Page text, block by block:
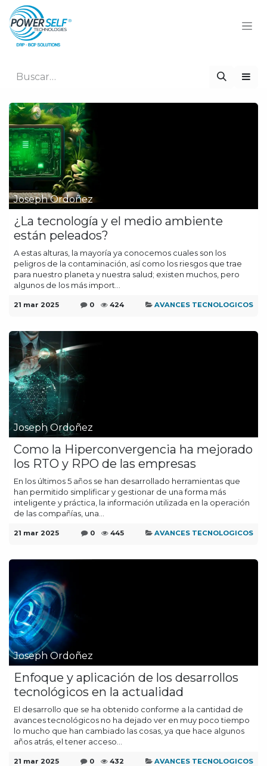
Ir al contenido
Joseph Ordoñez
¿La tecnología y el medio ambiente
están peleados?
A estas alturas, la mayoría ya conocemos cuales son los
peligros de la contaminación, así como los riesgos que trae
para nuestro planeta y nuestra salud; existen muchos, pero
algunos de los más import...
21 mar 2025 0 424 AVANCES TECNOLOGICOS
Joseph Ordoñez
Como la Hiperconvergencia ha mejorado
los RTO y RPO de las empresas
En los últimos 5 años se han desarrollado herramientas que
han permitido simplificar y gestionar de una forma más
inteligente y práctica, la información utilizada en la operación
de las compañías, una...
21 mar 2025 0 445 AVANCES TECNOLOGICOS
Joseph Ordoñez
Enfoque y aplicación de los desarrollos
tecnológicos en la actualidad
El desarrollo que se ha obtenido conforme a la cantidad de
avances tecnológicos no ha dejado ver en muy poco tiempo
lo mucho que han cambiado las cosas, ya que hace algunos
años atrás, el tener acceso...
21 mar 2025 0 432 AVANCES TECNOLOGICOS